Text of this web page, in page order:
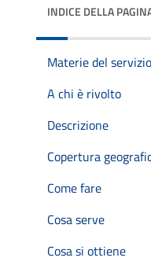
INDICE DELLA
Materie del servizio
A chi è rivolto
Descrizione
Copertura
Come fare
Cosa serve
Cosa si ottiene